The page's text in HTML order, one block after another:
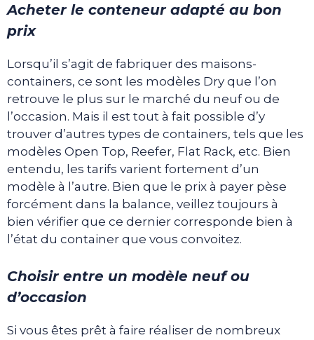
Acheter le conteneur adapté au bon
prix
Lorsqu’il s’agit de fabriquer des maisons-
containers, ce sont les modèles Dry que l’on
retrouve le plus sur le marché du neuf ou de
l’occasion. Mais il est tout à fait possible d’y
trouver d’autres types de containers, tels que les
modèles Open Top, Reefer, Flat Rack, etc. Bien
entendu, les tarifs varient fortement d’un
modèle à l’autre. Bien que le prix à payer pèse
forcément dans la balance, veillez toujours à
bien vérifier que ce dernier corresponde bien à
l’état du container que vous convoitez.
Choisir entre un modèle neuf ou
d’occasion
Si vous êtes prêt à faire réaliser de nombreux